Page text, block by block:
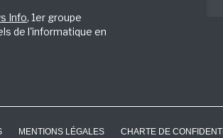
Info, 1er groupe
de l'informatique en
MENTIONS LÉGALES CHARTE DE